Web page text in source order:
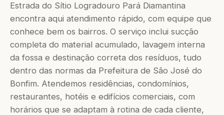
Estrada do Sítio Logradouro Pará Diamantina
encontra aqui atendimento rápido, com equipe que
conhece bem os bairros. O serviço inclui sucção
completa do material acumulado, lavagem interna
da fossa e destinação correta dos resíduos, tudo
dentro das normas da Prefeitura de São José do
Bonfim. Atendemos residências, condomínios,
restaurantes, hotéis e edifícios comerciais, com
horários que se adaptam à rotina de cada cliente,